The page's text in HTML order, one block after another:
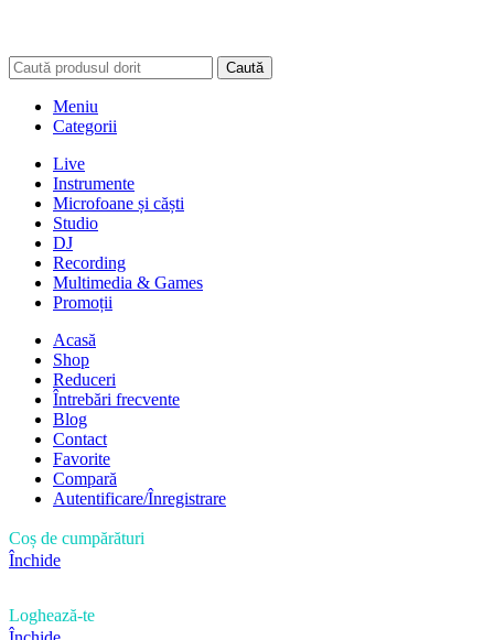
Caută
Meniu
Categorii
Live
Instrumente
Microfoane și căști
Studio
DJ
Recording
Multimedia & Games
Promoții
Acasă
Shop
Reduceri
Întrebări frecvente
Blog
Contact
Favorite
Compară
Autentificare/Înregistrare
Coș de cumpărături
Închide
Loghează-te